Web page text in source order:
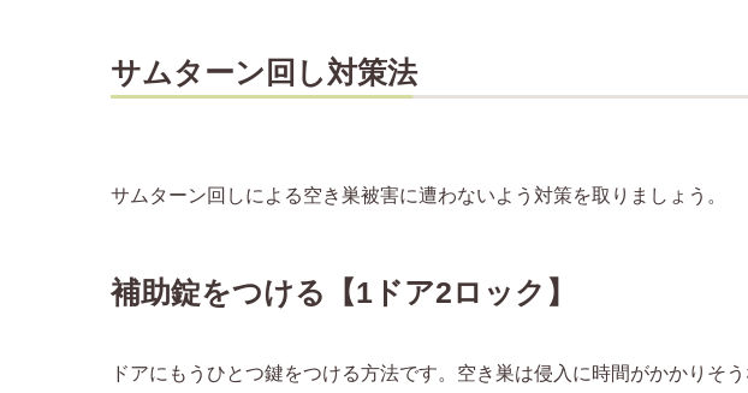
サムターン回し対策法
サムターン回しによる空き巣被害に遭わないよう対策を取りましょう。
補助錠をつける【1ドア2ロック】
ドアにもうひとつ鍵をつける方法です。空き巣は侵入に時間がかかりそ